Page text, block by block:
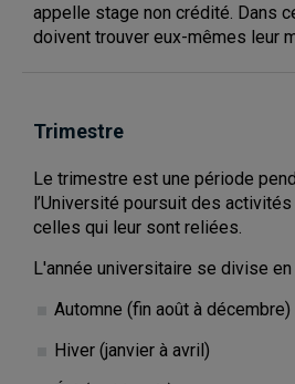
appelle stage non crédité. Dans
doivent trouver eux-mêmes leur
Trimestre
Le trimestre est une période
l’Université poursuit des
celles qui leur sont reliées.
L'année universitaire se divise
Automne (fin août à décembre)
Hiver (janvier à avril)